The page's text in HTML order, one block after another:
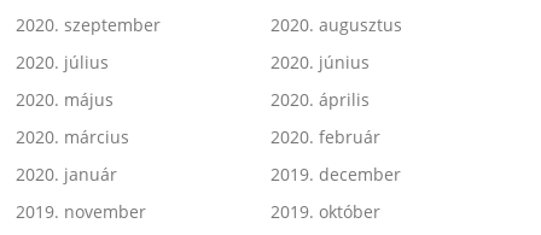
2020. szeptember
2020. augusztus
2020. július
2020. június
2020. május
2020. április
2020. március
2020. február
2020. január
2019. december
2019. november
2019. október